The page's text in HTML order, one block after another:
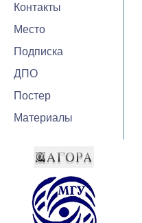
Контакты
Место
Подписка
ДПО
Постер
Материалы